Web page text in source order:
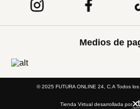
Medios de
© 2025 FUTURA ONLINE 24, C.A Todos
Tienda Virtual desarrollada por